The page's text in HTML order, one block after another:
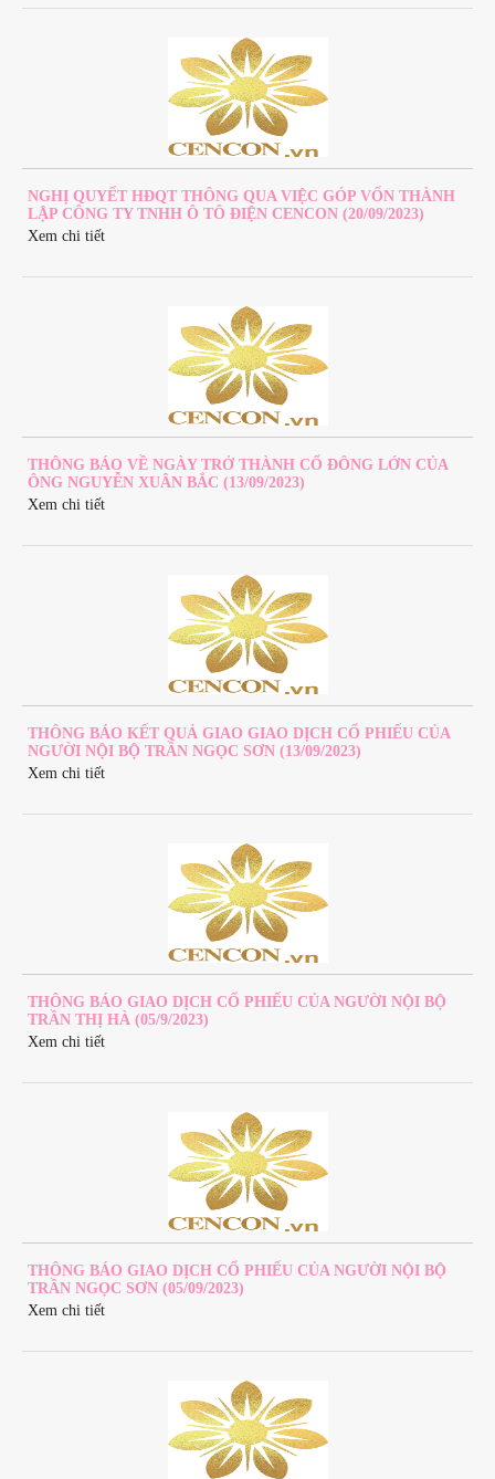
NGHỊ QUYẾT HĐQT THÔNG QUA VIỆC GÓP VỐN THÀNH
LẬP CÔNG TY TNHH Ô TÔ ĐIỆN CENCON (20/09/2023)
Xem chi tiết
THÔNG BÁO VỀ NGÀY TRỞ THÀNH CỔ ĐÔNG LỚN CỦA
ÔNG NGUYỄN XUÂN BẮC (13/09/2023)
Xem chi tiết
THÔNG BÁO KẾT QUẢ GIAO GIAO DỊCH CỔ PHIẾU CỦA
NGƯỜI NỘI BỘ TRẦN NGỌC SƠN (13/09/2023)
Xem chi tiết
THÔNG BÁO GIAO DỊCH CỔ PHIẾU CỦA NGƯỜI NỘI BỘ
TRẦN THỊ HÀ (05/9/2023)
Xem chi tiết
THÔNG BÁO GIAO DỊCH CỔ PHIẾU CỦA NGƯỜI NỘI BỘ
TRẦN NGỌC SƠN (05/09/2023)
Xem chi tiết